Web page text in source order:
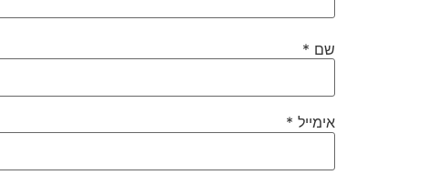
שם *
אימייל *